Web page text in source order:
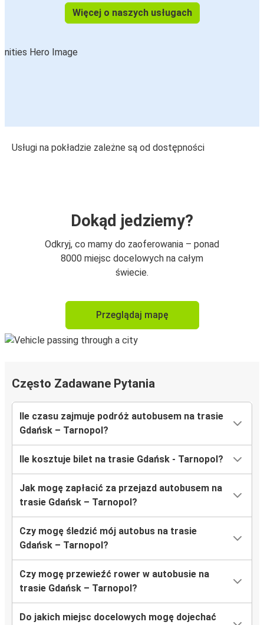
Więcej o naszych usługach
Usługi na pokładzie zależne są od dostępności
Dokąd jedziemy?
Odkryj, co mamy do zaoferowania – ponad
8000 miejsc docelowych na całym
świecie.
Przeglądaj mapę
Często Zadawane Pytania
Ile czasu zajmuje podróż autobusem na trasie
Gdańsk – Tarnopol?
Ile kosztuje bilet na trasie Gdańsk - Tarnopol?
Jak mogę zapłacić za przejazd autobusem na
trasie Gdańsk – Tarnopol?
Czy mogę śledzić mój autobus na trasie
Gdańsk – Tarnopol?
Czy mogę przewieźć rower w autobusie na
trasie Gdańsk – Tarnopol?
Do jakich miejsc docelowych mogę dojechać